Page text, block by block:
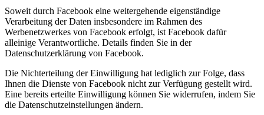
Soweit durch Facebook eine weitergehende eigenständige
Verarbeitung der Daten insbesondere im Rahmen des
Werbenetzwerkes von Facebook erfolgt, ist Facebook dafür
alleinige Verantwortliche. Details finden Sie in der
Datenschutzerklärung von Facebook.
Die Nichterteilung der Einwilligung hat lediglich zur Folge, dass
Ihnen die Dienste von Facebook nicht zur Verfügung gestellt wird.
Eine bereits erteilte Einwilligung können Sie widerrufen, indem Sie
die Datenschutzeinstellungen ändern.